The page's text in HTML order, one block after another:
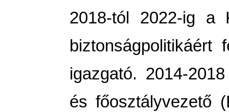
2018-tól 2022-ig a
biztonságpolitikáért
igazgató. 2014-
és főosztályvezető